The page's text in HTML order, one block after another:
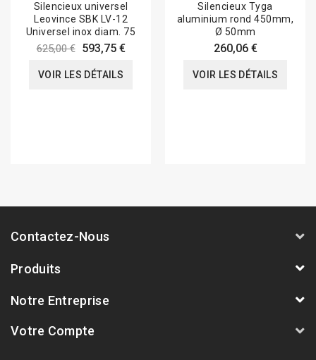
Silencieux universel
Leovince SBK LV-12
Universel inox diam. 75
625,00 € 593,75 €
VOIR LES DÉTAILS
Silencieux Tyga
aluminium rond 450mm,
Ø 50mm
260,06 €
VOIR LES DÉTAILS
Contactez-Nous
Produits
Notre Entreprise
Votre Compte